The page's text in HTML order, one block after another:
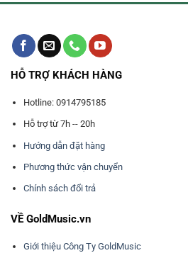
HỖ TRỢ KHÁCH HÀNG
Hotline: 0914795185
Hỗ trợ từ 7h -- 20h
Hướng dẫn đặt hàng
Phương thức vận chuyển
Chính sách đổi trả
VỀ GoldMusic.vn
Giới thiệu Công Ty GoldMusic